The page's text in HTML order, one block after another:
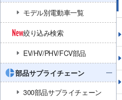
モデル別電動車一覧
絞り込み検索
EV/HV/PHV/FCV部品
部品サプライチェーン
300部品サプライチェーン